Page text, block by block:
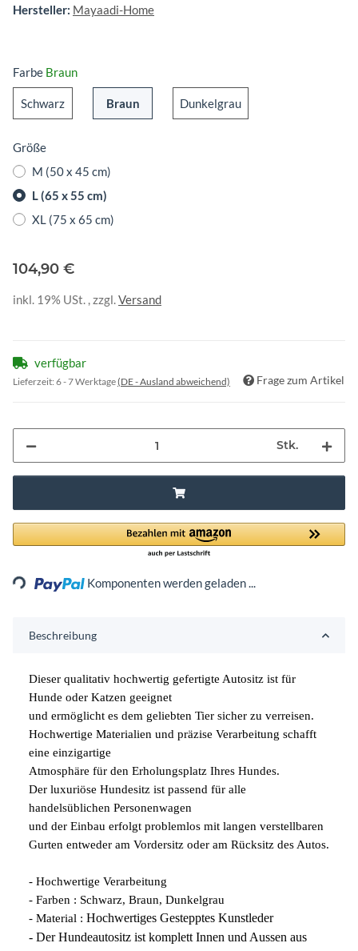
Hersteller: Mayaadi-Home
Farbe Braun
SchwarzSchwarzBraunBraun DunkelgrauDunkelgrau
Größe
M (50 x 45 cm)
L (65 x 55 cm)
XL (75 x 65 cm)
104,90 €
inkl. 19% USt. , zzgl.Versand
verfügbar
Lieferzeit: 6 - 7 Werktage(DE - Ausland abweichend) Frage zum Artikel
Stk.
Loading... Komponenten werden geladen ...
Beschreibung
Dieser qualitativ hochwertig gefertigte Autositz ist für
Hunde oder Katzen geeignet
und ermöglicht es dem geliebten Tier sicher zu verreisen.
Hochwertige Materialien und präzise Verarbeitung schafft
eine einzigartige
Atmosphäre für den Erholungsplatz Ihres Hundes.
Der luxuriöse Hundesitz ist passend für alle
handelsüblichen Personenwagen
und der Einbau erfolgt problemlos mit langen verstellbaren
Gurten entweder am Vordersitz oder am Rücksitz des Autos.
- Hochwertige Verarbeitung
- Farben : Schwarz, Braun, Dunkelgrau
- Material : Hochwertiges Gestepptes Kunstleder
- Der Hundeautositz ist komplett Innen und Aussen aus